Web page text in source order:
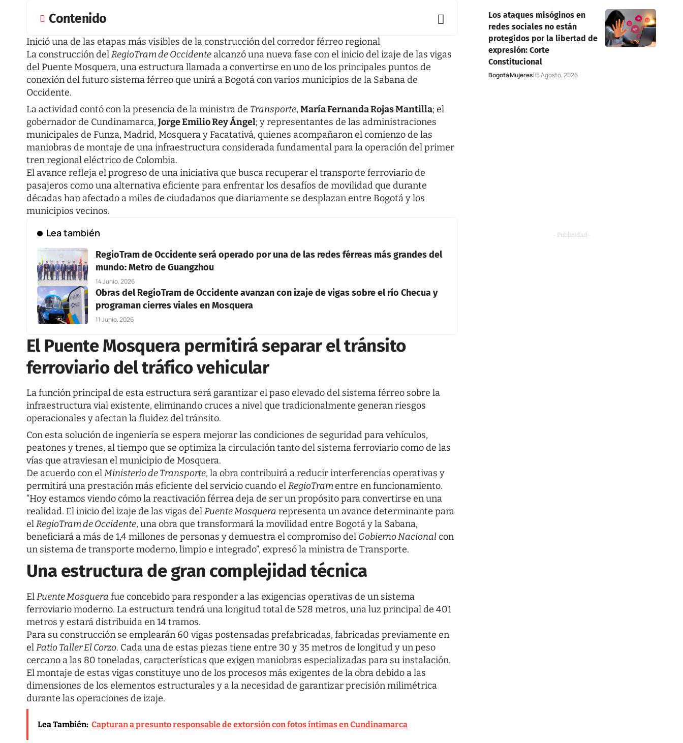
Contenido
Inició una de las etapas más visibles de la construcción del corredor férreo regional
La construcción delRegioTram de Occidente alcanzó una nueva fase con el inicio del izaje de las vigas
del Puente Mosquera, una estructura llamada a convertirse en uno de los principales puntos de
conexión del futuro sistema férreo que unirá a Bogotá con varios municipios de la Sabana de
Occidente.
La actividad contó con la presencia de la ministra de Transporte, María Fernanda Rojas Mantilla; el
gobernador de Cundinamarca, Jorge Emilio Rey Ángel; y representantes de las administraciones
municipales de Funza, Madrid, Mosquera y Facatativá, quienes acompañaron el comienzo de las
maniobras de montaje de una infraestructura considerada fundamental para la operación del primer
tren regional eléctrico de Colombia.
El avance refleja el progreso de una iniciativa que busca recuperar el transporte ferroviario de
pasajeros como una alternativa eficiente para enfrentar los desafíos de movilidad que durante
décadas han afectado a miles de ciudadanos que diariamente se desplazan entre Bogotá y los
municipios vecinos.
Lea también
RegioTram de Occidente será operado por una de las redes férreas más grandes del
mundo: Metro de Guangzhou
14 Junio, 2026
Obras del RegioTram de Occidente avanzan con izaje de vigas sobre el río Checua y
programan cierres viales en Mosquera
11 Junio, 2026
El Puente Mosquera permitirá separar el tránsito
ferroviario del tráfico vehicular
La función principal de esta estructura será garantizar el paso elevado del sistema férreo sobre la
infraestructura vial existente, eliminando cruces a nivel que tradicionalmente generan riesgos
operacionales y afectan la fluidez del tránsito.
Con esta solución de ingeniería se espera mejorar las condiciones de seguridad para vehículos,
peatones y trenes, al tiempo que se optimiza la circulación tanto del sistema ferroviario como de las
vías que atraviesan el municipio de Mosquera.
De acuerdo con elMinisterio de Transporte, la obra contribuirá a reducir interferencias operativas y
permitirá una prestación más eficiente del servicio cuando elRegioTramentre en funcionamiento.
“Hoy estamos viendo cómo la reactivación férrea deja de ser un propósito para convertirse en una
realidad. El inicio del izaje de las vigas delPuente Mosquera representa un avance determinante para
elRegioTram de Occidente, una obra que transformará la movilidad entre Bogotá y la Sabana,
beneficiará a más de 1,4 millones de personas y demuestra el compromiso del Gobierno Nacionalcon
un sistema de transporte moderno, limpio e integrado”, expresó la ministra de Transporte.
Una estructura de gran complejidad técnica
ElPuente Mosquera fue concebido para responder a las exigencias operativas de un sistema
ferroviario moderno. La estructura tendrá una longitud total de 528 metros, una luz principal de 401
metros y estará distribuida en 14 tramos.
Para su construcción se emplearán 60 vigas postensadas prefabricadas, fabricadas previamente en
elPatio Taller El Corzo. Cada una de estas piezas tiene entre 30 y 35 metros de longitud y un peso
cercano a las 80 toneladas, características que exigen maniobras especializadas para su instalación.
El montaje de estas vigas constituye uno de los procesos más exigentes de la obra debido a las
dimensiones de los elementos estructurales y a la necesidad de garantizar precisión milimétrica
durante las operaciones de izaje.
Lea También: Capturan a presunto responsable de extorsión con fotos íntimas en Cundinamarca
Los ataques misóginos en
redes sociales no están
protegidos por la libertad de
expresión: Corte
Constitucional
BogotáMujeres 5 Agosto, 2026
- Publicidad -